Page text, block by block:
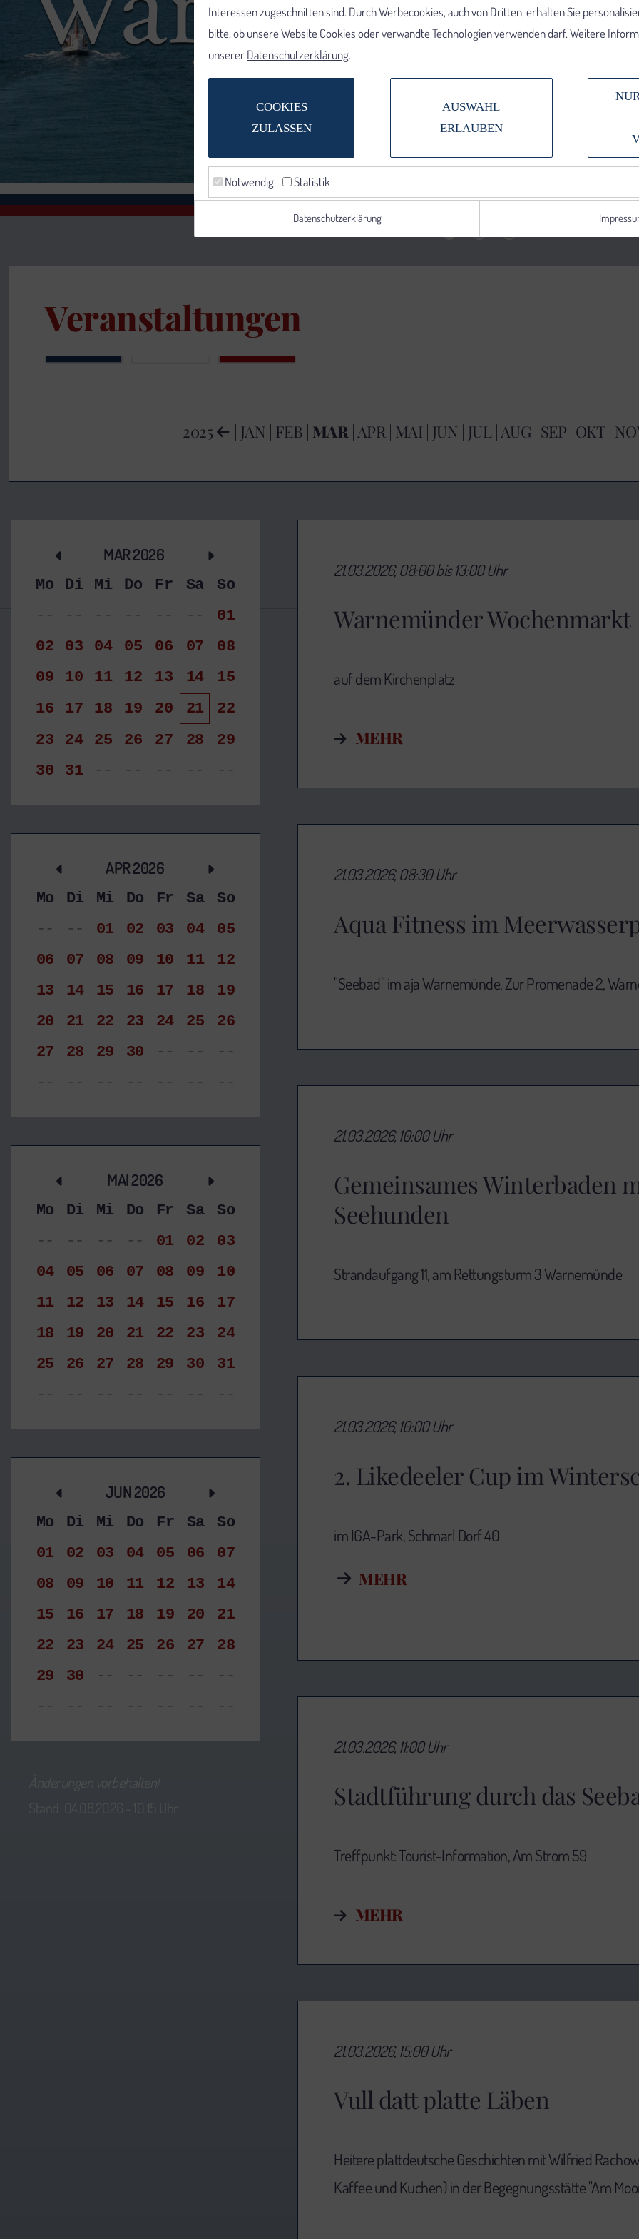
Veranstaltungen
2025 | JAN | FEB | MAR|APR| MAI | JUN | JUL |AUG | SEP| OKT|
MAR 2026
Mo Di Mi Do Fr Sa
So
--
-- -- -- -- --
01
02
03 04 05 06 07
08
09
10 11 12 13 14
15
16
17 18 19 20 21
22
23
24 25 26 27 28
29
30
31 -- -- -- -- --
APR 2026
Mo Di Mi Do Fr Sa
So
--
-- 01 02 03 04
05
06
07 08 09 10 11
12
13
14 15 16 17 18
19
20
21 22 23 24 25
26
27
28 29 30 -- --
--
--
-- -- -- -- -- --
MAI 2026
Mo Di Mi Do Fr Sa
So
--
-- -- -- 01 02
03
04
05 06 07 08 09
10
11
12 13 14 15 16
17
18
19 20 21 22 23
24
25
26 27 28 29 30
31
--
-- -- -- -- -- --
JUN 2026
Mo Di Mi Do Fr Sa
So
01
02 03 04 05 06
07
08
09 10 11 12 13
14
15
16 17 18 19 20
21
22
23 24 25 26 27
28
29
30 -- -- -- --
--
--
-- -- -- -- -- --
Änderungen vorbehalten!
Stand: 04.08.2026 - 10:15 Uhr
Warnemünder Wochenmarkt
21.03.2026, 08:00 bis 13:00 Uhr
auf dem Kirchenplatz
MEHR
Aqua Fitness im
21.03.2026, 08:30 Uhr
"Seebad" im aja Warnemünde, Zur Promenade 2,
Gemeinsames Winterbaden
Seehunden
21.03.2026, 10:00 Uhr
Strandaufgang 11, am Rettungsturm 3 Warnemünde
2. Likedeeler Cup im
21.03.2026, 10:00 Uhr
im IGA-Park, Schmarl Dorf 40
MEHR
Stadtführung durch das
21.03.2026, 11:00 Uhr
Treffpunkt: Tourist-Information,Am Strom 59
MEHR
Vull datt platte Läben
21.03.2026, 15:00 Uhr
Heitere plattdeutsche Geschichten mit Wilfried
Kaffee und Kuchen) in der Begegnungsstätte "Am
Interessen zugeschnitten sind. Durch Werbecookies, auch von Dritten, erhalten Sie
bitte, ob unsere Website Cookies oder verwandte Technologien verwenden darf. Weitere
unsererDatenschutzerklärung.
COOKIES
ZULASSEN
AUSWAHL
ERLAUBEN
Notwendig Statistik
Datenschutzerklärung